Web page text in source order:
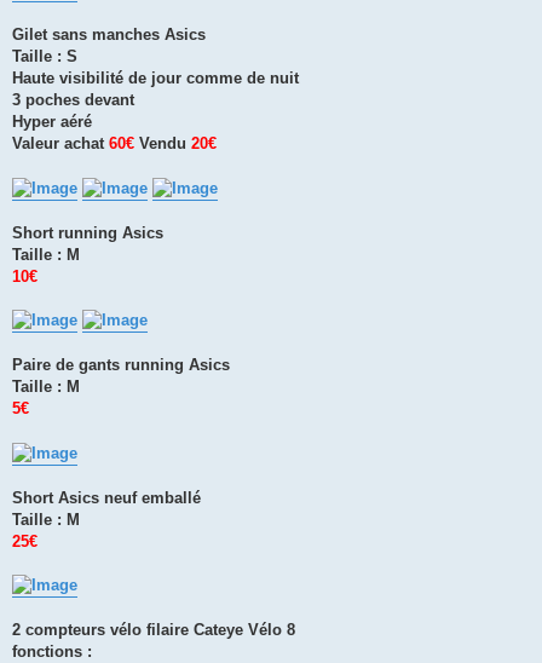
Gilet sans manches Asics
Taille : S
Haute visibilité de jour comme de nuit
3 poches devant
Hyper aéré
Valeur achat60€ Vendu 20€
Short running Asics
Taille : M
10€
Paire de gants running Asics
Taille : M
5€
Short Asics neuf emballé
Taille : M
25€
2 compteurs vélo filaire Cateye Vélo 8
fonctions :